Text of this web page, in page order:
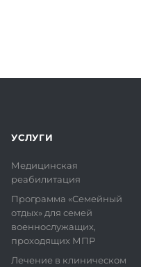
УСЛУГИ
Медицинская
реабилитация
Программа «Семейный
отдых» для семей
военнослужащих,
проходящих МПР
Лечение в клиническом